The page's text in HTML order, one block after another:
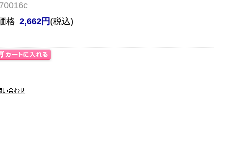
格 2,662円 (税込)